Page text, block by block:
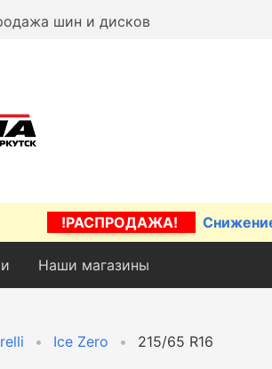
шин и дисков
!РАСПРОДАЖА!
Наши магазины
Ice Zero 215/65 R16